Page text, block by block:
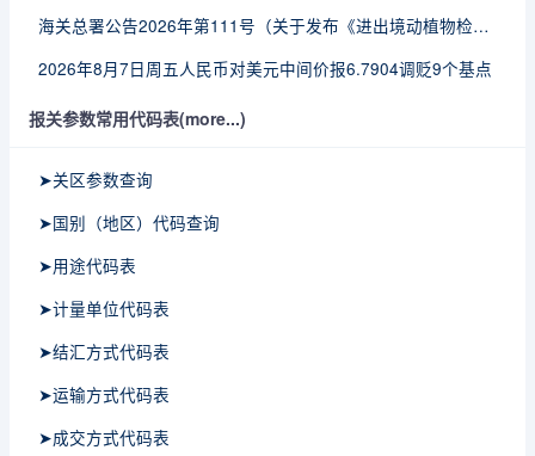
海关总署公告2026年第111号（关于发布《进出境动植物检疫处理监督管理工作规定》《进出境卫生处理监督管理工作规定》的公告）
2026年8月7日周五人民币对美元中间价报6.7904调贬9个基点
报关参数常用代码表(more...)
➤关区参数查询
➤国别（地区）代码查询
➤用途代码表
➤计量单位代码表
➤结汇方式代码表
➤运输方式代码表
➤成交方式代码表